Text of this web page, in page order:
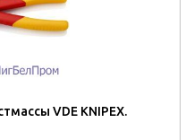
VDE KNIPEX.